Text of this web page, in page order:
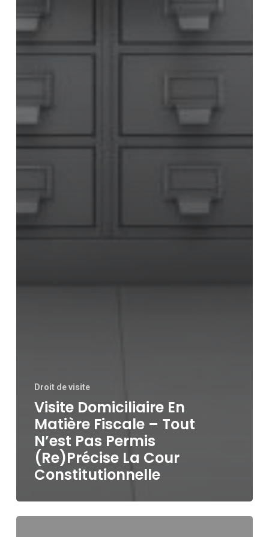
Droit de visite
Visite Domiciliaire En
Matière Fiscale – Tout
N’est Pas Permis
(Re)Précise La Cour
Constitutionnelle